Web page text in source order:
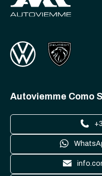
Autoviemme Como